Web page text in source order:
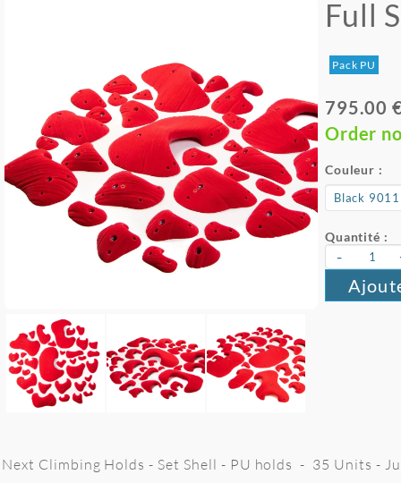
Full
Pack PU
795.00
Order
Couleur :
Quantité :
-
Next Climbing Holds - Set Shell - PU holds - 35 Units -